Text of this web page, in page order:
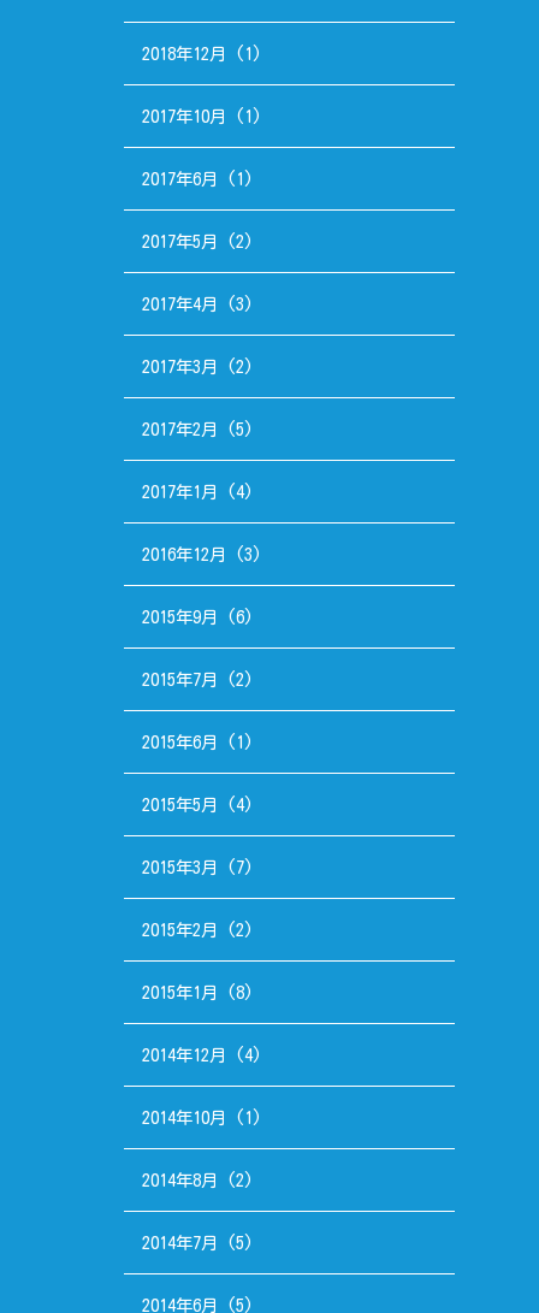
2018年12月 (1)
2017年10月 (1)
2017年6月 (1)
2017年5月 (2)
2017年4月 (3)
2017年3月 (2)
2017年2月 (5)
2017年1月 (4)
2016年12月 (3)
2015年9月 (6)
2015年7月 (2)
2015年6月 (1)
2015年5月 (4)
2015年3月 (7)
2015年2月 (2)
2015年1月 (8)
2014年12月 (4)
2014年10月 (1)
2014年8月 (2)
2014年7月 (5)
2014年6月 (5)